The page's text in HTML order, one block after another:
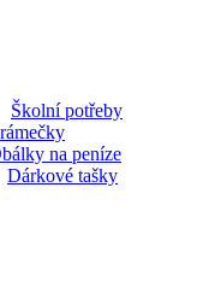
Školní potřeby
na peníze
Dárkové tašky